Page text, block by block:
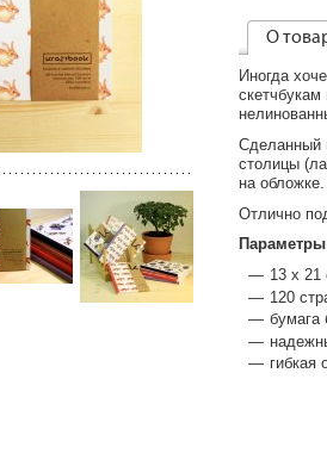
О
Иногда
Сделанный
столицы
на обложке.
Отлично
Параметры
13 х
120
бумага
гибкая